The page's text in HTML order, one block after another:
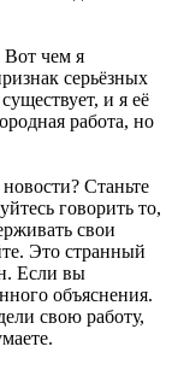
чем я
серьёзных
и я её
работа, но
Станьте
говорить то,
свои
Это странный
Если вы
объяснения.
свою работу,